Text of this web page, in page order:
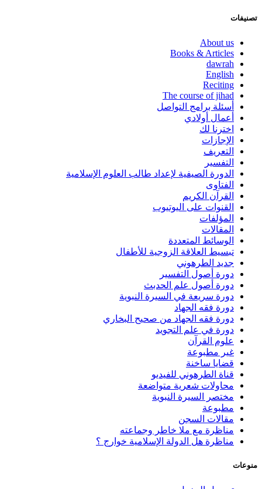
تصنيفات
About us
Books & Articles
dawrah
English
Reciting
The course of jihad
أسئلة برامج التواصل
أعمال أولادي
اخترنا لك
الإجازات
التعريف
التفسير
الدورة الصيفية لإعداد طالب العلوم الإسلامية
الفتاوى
القرآن الكريم
القنوات على اليوتيوب
المؤلفات
المقالات
الوسائط المتعددة
تبسيط العلاقة الزوجية للأطفال
جديد الطرهوني
دورة أصول التفسير
دورة أصول علم الحدبث
دورة سريعة في السيرة النبوية
دورة فقه الجهاد
دورة فقه الجهاد من صحيح البخاري
دورة في علم التجويد
علوم القرآن
غير مطبوعة
قضايا ساخنة
قناة الطرهوني للفيديو
محاولات شعرية متواضعة
مختصر السيرة النبوية
مطبوعة
مقالات السجن
مناظرة مع ملا خاطر وجماعته
مناظرة هل الدولة الإسلامية خوارج ؟
منوعات